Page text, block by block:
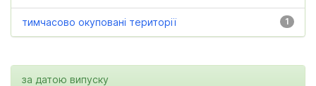
1
тимчасово окуповані території
за датою випуску